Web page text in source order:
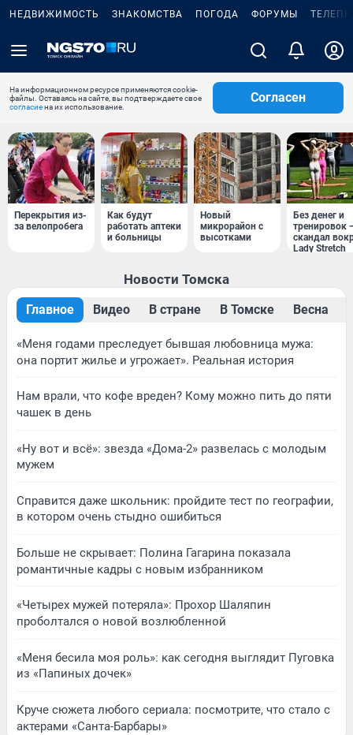
НЕДВИЖИМОСТЬ ЗНАКОМСТВА ПОГОДА ФОРУМЫ
На информационном ресурсе применяются cookie-
файлы. Оставаясь на сайте, вы подтверждаете свое
согласиена их использование.
Согласен
Перекрытия из-
за велопробега
Как будут
работать аптеки
и больницы
Новый
микрорайон с
высотками
Без денег и
тренировок
скандал
Lady Stretch
Новости Томска
Главное Видео В стране В Томске Весна
«Меня годами преследует бывшая любовница мужа:
она портит жилье и угрожает». Реальная история
Нам врали, что кофе вреден? Кому можно пить до пяти
чашек в день
«Ну вот и всё»: звезда «Дома-2» развелась с молодым
мужем
Справится даже школьник: пройдите тест по географии,
в котором очень стыдно ошибиться
Больше не скрывает: Полина Гагарина показала
романтичные кадры с новым избранником
«Четырех мужей потеряла»: Прохор Шаляпин
проболтался о новой возлюбленной
«Меня бесила моя роль»: как сегодня выглядит Пуговка
из «Папиных дочек»
Круче сюжета любого сериала: посмотрите, что стало с
актерами «Санта-Барбары»